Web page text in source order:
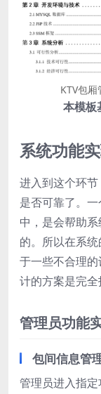
KTV包
本模板
系统功能
进入到这个环
是否可靠了。
中，是会帮助
的。所以在系
于一些不合理
计的方案是完全
管理员功能
包间信息管
管理员进入指